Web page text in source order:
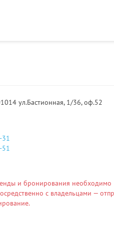
ул.Бастионная, 1/36, оф.52
31
51
и бронирования необходимо
с владельцами —